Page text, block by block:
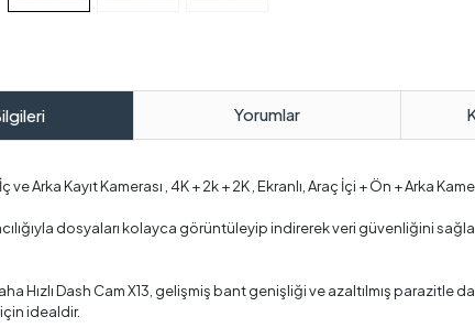
Yorumlar
ve Arka Kayıt Kamerası , 4K + 2k + 2K , Ekranlı, Araç İçi + Ön + Arka
dosyaları kolayca görüntüleyip indirerek veri güvenliğini
Hızlı Dash Cam X13, gelişmiş bant genişliği ve azaltılmış
idealdir.